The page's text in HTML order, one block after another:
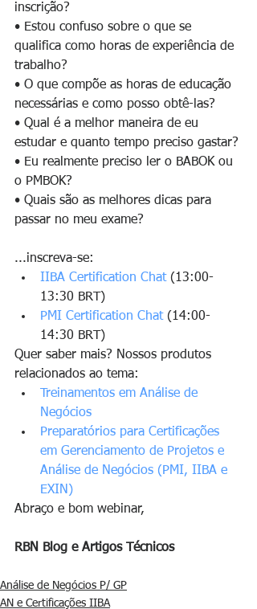
inscrição?
• Estou confuso sobre o que se
qualifica como horas de experiência de
trabalho?
• O que compõe as horas de educação
necessárias e como posso obtê-las?
• Qual é a melhor maneira de eu
estudar e quanto tempo preciso gastar?
• Eu realmente preciso ler o BABOK ou
o PMBOK?
• Quais são as melhores dicas para
passar no meu exame?
...inscreva-se:
IIBA Certification Chat (13:00-
13:30 BRT)
PMI Certification Chat (14:00-
14:30 BRT)
Quer saber mais? Nossos produtos
relacionados ao tema:
Treinamentos em Análise de
Negócios
Preparatórios para Certificações
em Gerenciamento de Projetos e
Análise de Negócios (PMI, IIBA e
EXIN)
Abraço e bom webinar,
RBN Blog e Artigos Técnicos
Análise de Negócios P/ GP
AN e Certificações IIBA